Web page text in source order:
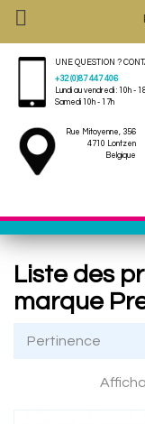

UNE QUESTION ?
+32 (0)87 447 406
Lundi au vendredi : 10h -
Samedi 10h - 17h
Rue Mitoyenne, 356
4710 Lontzen
Belgique
Liste des
marque
Pertinence